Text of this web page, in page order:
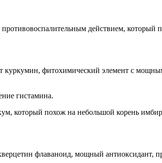
действием, который
куркумин, фитохимический элемент с
гистамина.
который похож на небольшой корень
флаваноид, мощный антиоксидант,